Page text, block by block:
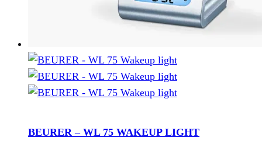
BEURER – WL 75 WAKEUP LIGHT